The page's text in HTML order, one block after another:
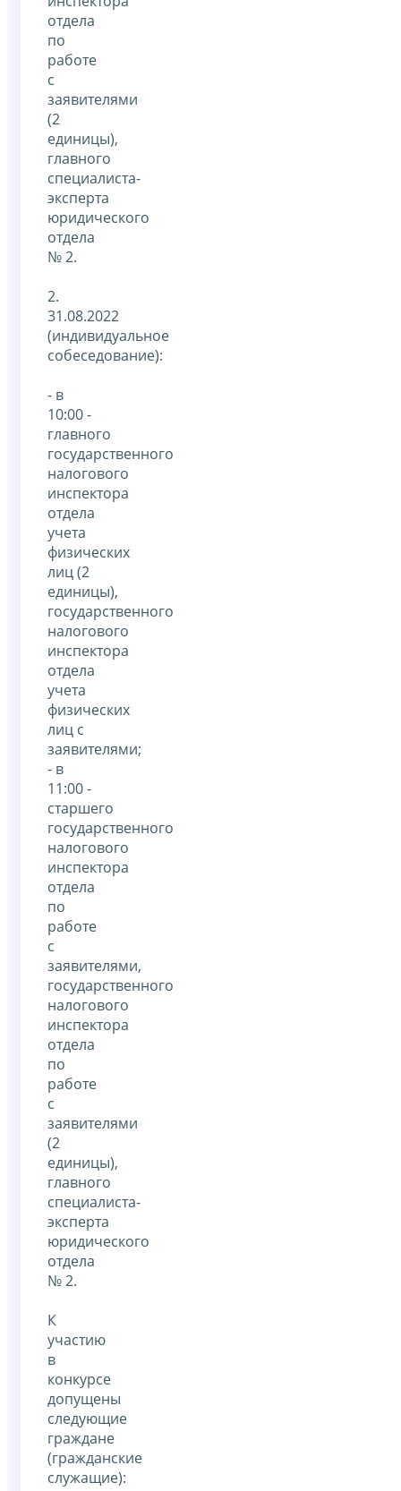
отдела
по
работе
с
заявителями
(2
единицы),
главного
специалиста-
эксперта
юридического
отдела
№ 2.
2.
31.08.2022
(индивидуальное
собеседование):
- в
10:00 -
главного
государственного
налогового
инспектора
отдела
учета
физических
лиц (2
единицы),
государственного
налогового
инспектора
отдела
учета
физических
лиц с
заявителями;
- в
11:00 -
старшего
государственного
налогового
инспектора
отдела
по
работе
с
заявителями,
государственного
налогового
инспектора
отдела
по
работе
с
заявителями
(2
единицы),
главного
специалиста-
эксперта
юридического
отдела
№ 2.
К
участию
в
конкурсе
допущены
следующие
граждане
(гражданские
служащие):